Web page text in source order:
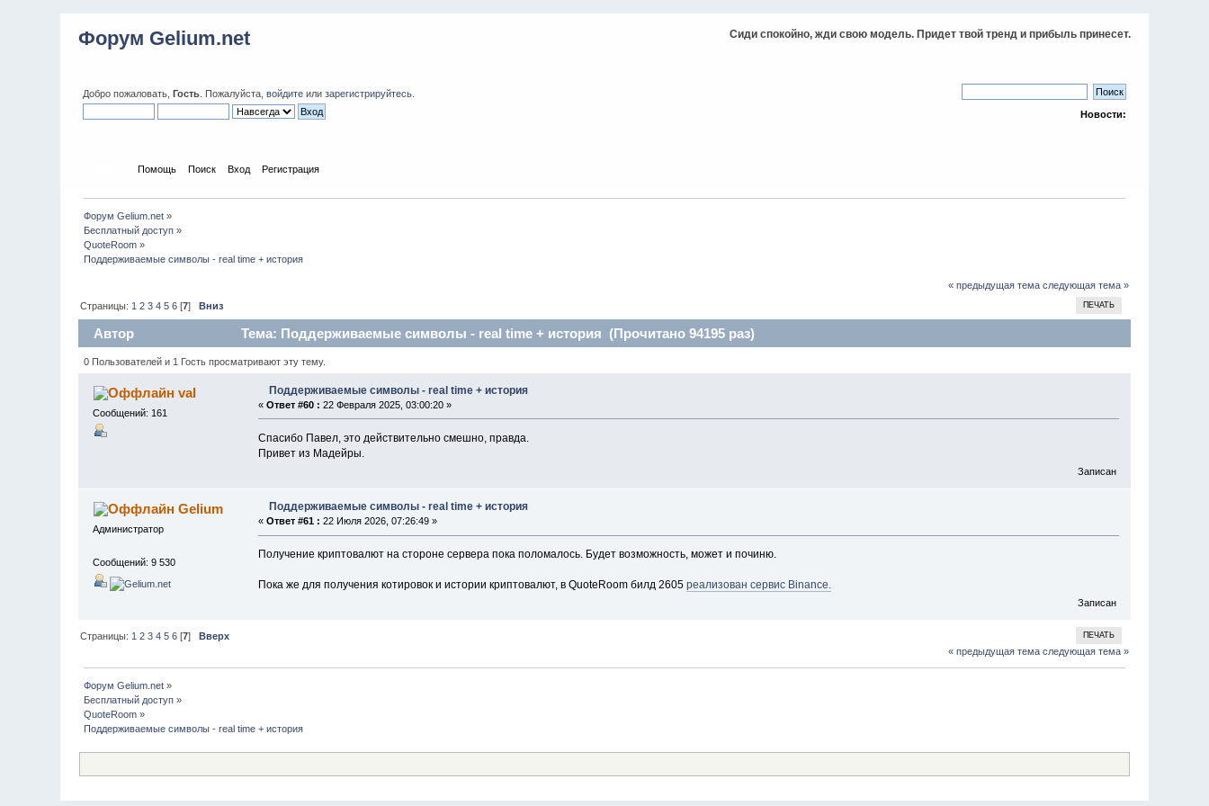
Форум Gelium.net Сиди спокойно, жди свою модель. Придет твой тренд и прибыль принесет.
Добро пожаловать,Гость . Пожалуйста,войдите илизарегистрируйтесь
Новости:
Помощь Поиск Вход Регистрация
Форум Gelium.net »
Бесплатный доступ »
QuoteRoom »
Поддерживаемые символы - real time + история
« предыдущая тема следующая тема »
ПЕЧАТЬ
Страницы: 1 2 3 4 5 6 [7]Вниз
Автор Тема: Поддерживаемые символы - real time + история (Прочитано 94195 раз)
0 Пользователей и 1 Гость просматривают эту тему.
val
Сообщений: 161
Поддерживаемые символы - real time + история
« Ответ #60 : 22 Февраля 2025, 03:00:20 »
Спасибо Павел, это действительно смешно, правда.
Привет из Мадейры.
Записан
Gelium
Администратор
Сообщений: 9 530
Поддерживаемые символы - real time + история
« Ответ #61 : 22 Июля 2026, 07:26:49 »
Получение криптовалют на стороне сервера пока поломалось. Будет возможность, может и починю.
Пока же для получения котировок и истории криптовалют, в QuoteRoom билд 2605 реализован сервис Binance.
Записан
ПЕЧАТЬ
Страницы: 1 2 3 4 5 6 [7]
Вверх
« предыдущая тема следующая тема »
Форум Gelium.net »
Бесплатный доступ »
QuoteRoom »
Поддерживаемые символы - real time + история